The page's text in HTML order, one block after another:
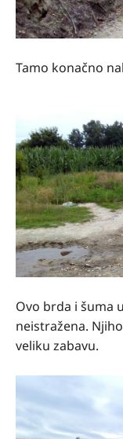
Tamo konačno
Ovo brda i šuma
neistražena.
veliku zabavu.